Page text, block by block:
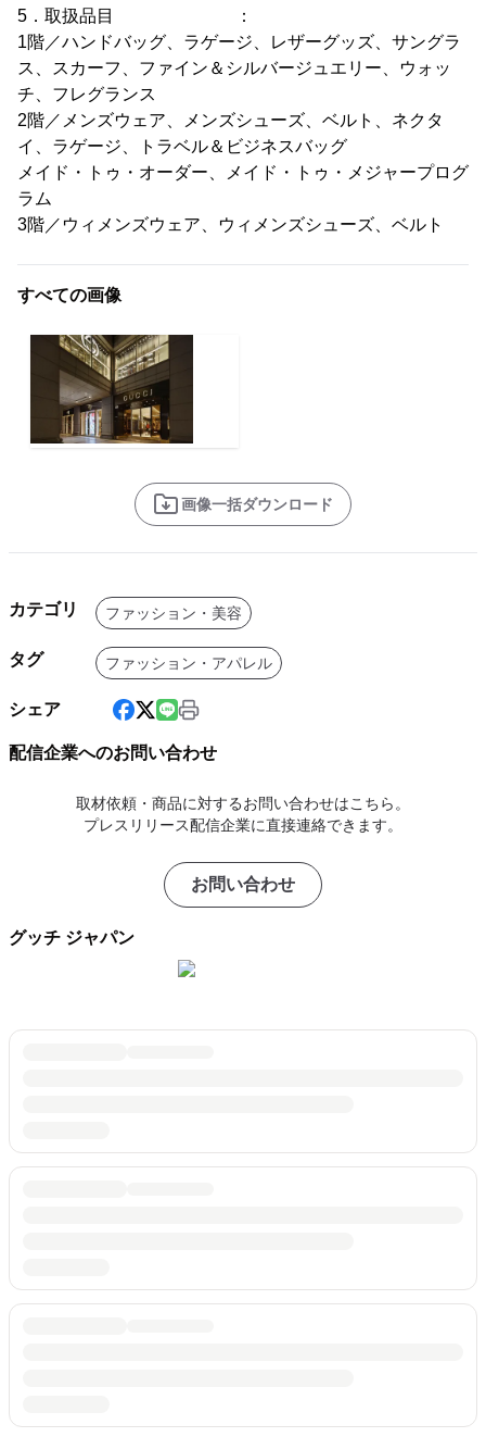
5．取扱品目 ：
1階／ハンドバッグ、ラゲージ、レザーグッズ、サングラ
ス、スカーフ、ファイン＆シルバージュエリー、ウォッ
チ、フレグランス
2階／メンズウェア、メンズシューズ、ベルト、ネクタ
イ、ラゲージ、トラベル＆ビジネスバッグ
メイド・トゥ・オーダー、メイド・トゥ・メジャープログ
ラム
3階／ウィメンズウェア、ウィメンズシューズ、ベルト
すべての画像
画像一括ダウンロード
カテゴリ ファッション・美容
タグ ファッション・アパレル
シェア
配信企業へのお問い合わせ
取材依頼・商品に対するお問い合わせはこちら。
プレスリリース配信企業に直接連絡できます。
お問い合わせ
グッチ ジャパン